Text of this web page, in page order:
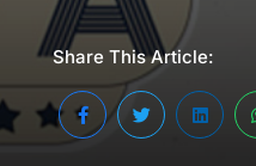
Share This Article: